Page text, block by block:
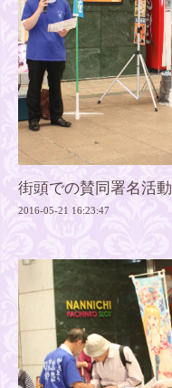
街頭での賛同署名活動
2016-05-21 16:23:47